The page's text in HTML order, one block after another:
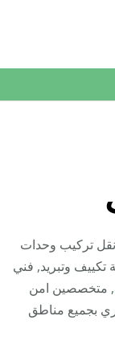
تركيب وحدات
تكييف وتبريد, فني
, متخصصين امن
بجميع مناطق